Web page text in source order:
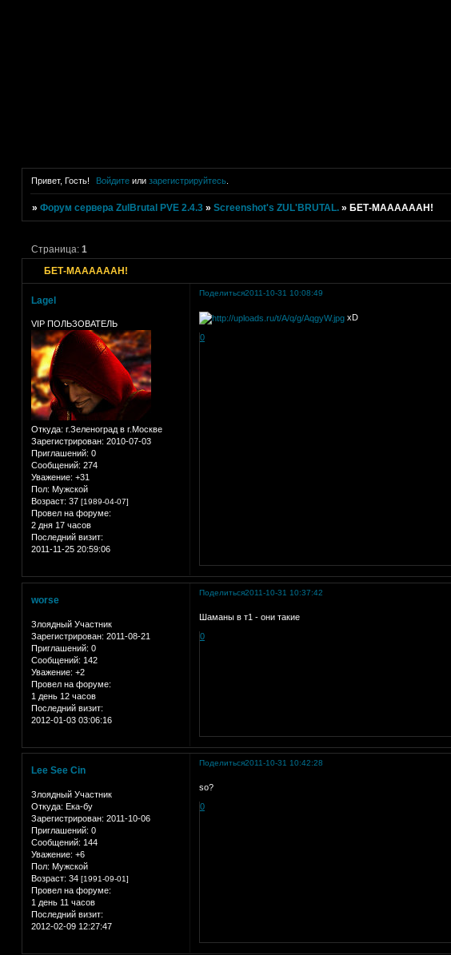
Привет, Гость! Войдите илизарегистрируйтесь
» Форум сервера ZulBrutal PVE 2.4.3 » Screenshot's ZUL'BRUTAL. » БЕТ-МААААААН!
БЕТ-МААААААН!
Страница: 1
Поделиться2011-10-31 10:08:49
Lagel
VIP ПОЛЬЗОВАТЕЛЬ
Откуда: г.Зеленоград в г.Москве
Зарегистрирован: 2010-07-03
Приглашений: 0
Сообщений: 274
Уважение: +31
Пол: Мужской
Возраст: 37 [1989-04-07]
Провел на форуме:
2 дня 17 часов
Последний визит:
2011-11-25 20:59:06
хD
0
Поделиться2011-10-31 10:37:42
worse
Злоядный Участник
Зарегистрирован: 2011-08-21
Приглашений: 0
Сообщений: 142
Уважение: +2
Провел на форуме:
1 день 12 часов
Последний визит:
2012-01-03 03:06:16
Шаманы в т1 - они такие
0
Поделиться2011-10-31 10:42:28
Lee See Cin
Злоядный Участник
Откуда: Ека-бу
Зарегистрирован: 2011-10-06
Приглашений: 0
Сообщений: 144
Уважение: +6
Пол: Мужской
Возраст: 34 [1991-09-01]
Провел на форуме:
1 день 11 часов
Последний визит:
2012-02-09 12:27:47
so?
0